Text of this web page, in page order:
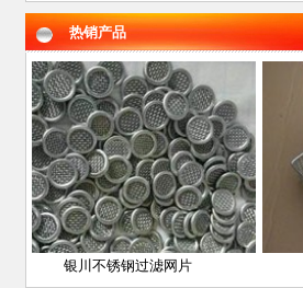
热销产品
银川不锈钢过滤网片